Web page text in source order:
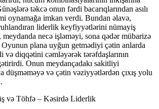
təkcə onun fərdi bacarıqlarından asılı
oynamağa imkan verdi. Bundan əlavə,
liderlik keyfiyyətlərini nümayiş
necə işləməyi, sona qədər mübarizə
Oyunun plana uyğun getmədiyi çətin anlarda
diqqətini cəmləyərək tərəfdaşlarının
Onun meydançadakı sakitliyi
düşməməyə və çətin vəziyyətlərdən çıxış yolu